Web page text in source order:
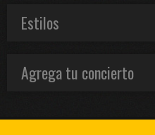
Estilos
Agrega tu concierto